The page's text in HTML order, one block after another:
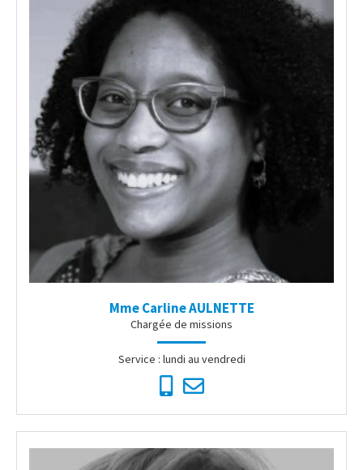
Mme Carline AULNETTE
Chargée de missions
Service : lundi au vendredi